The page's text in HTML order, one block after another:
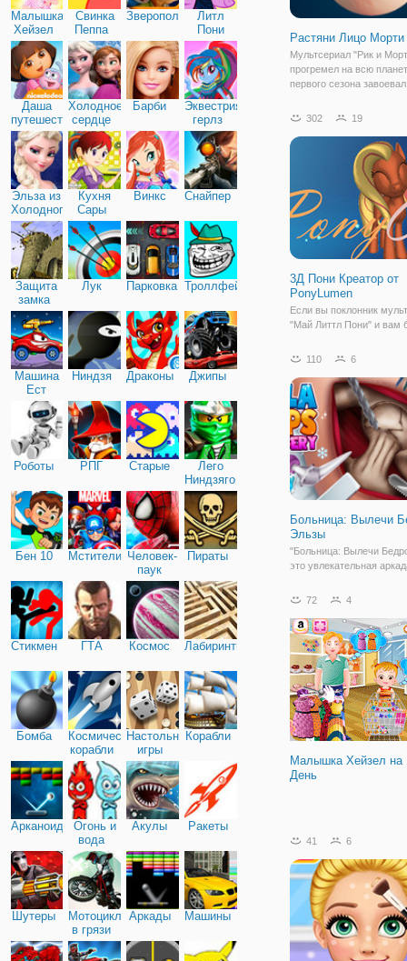
Малышка
Хейзел
Свинка
Пеппа
Зверополис
Литл
Пони
Дружба
Даша
путешественница
Холодное
сердце
Барби
Эквестрия
герлз
Эльза из
Холодного
сердца
Кухня
Сары
Винкс Снайпер
Защита
замка
Лук Парковка Троллфейс
Машина
Ест
Машину
Ниндзя Драконы Джипы
Роботы РПГ Старые
Лего
Ниндзяго
Бен 10 Мстители Человек-
паук
Пираты
Стикмен ГТА Космос Лабиринты
Бомба
Космические
корабли
Настольные
игры
Корабли
Арканоид
Огонь и
вода
Акулы Ракеты
Шутеры
Мотоциклы
в грязи
Аркады Машины
Растяни Лицо Морти
Мультсериал "Рик и
прогремел на всю
первого сезона завоевал
каждым новым сезоном
становиться всё больше
больше. Вы готовы
302 19
3Д Пони Креатор от
PonyLumen
Если вы поклонник
"Май Литтл Пони" и вам
своего уникального
игре "3Д Пони Креатор от
PonyLumen". Если
точнее, то
110 6
Больница: Вылечи
Эльзы
"Больница: Вылечи
это увлекательная
примерить на себя роль
повредила бедро,
повредила, так что вам
72 4
Малышка Хейзел
День
41 6